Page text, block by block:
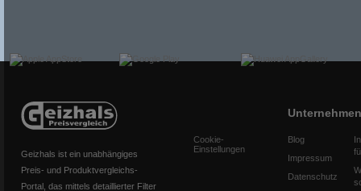
Geizhals ist ein unabhängiges
Preis- und Produktvergleichs-
Portal, das mittels detaillierter Filter
Cookie-
Einstellungen
Unternehmen
Blog
Impressum
Datenschutz